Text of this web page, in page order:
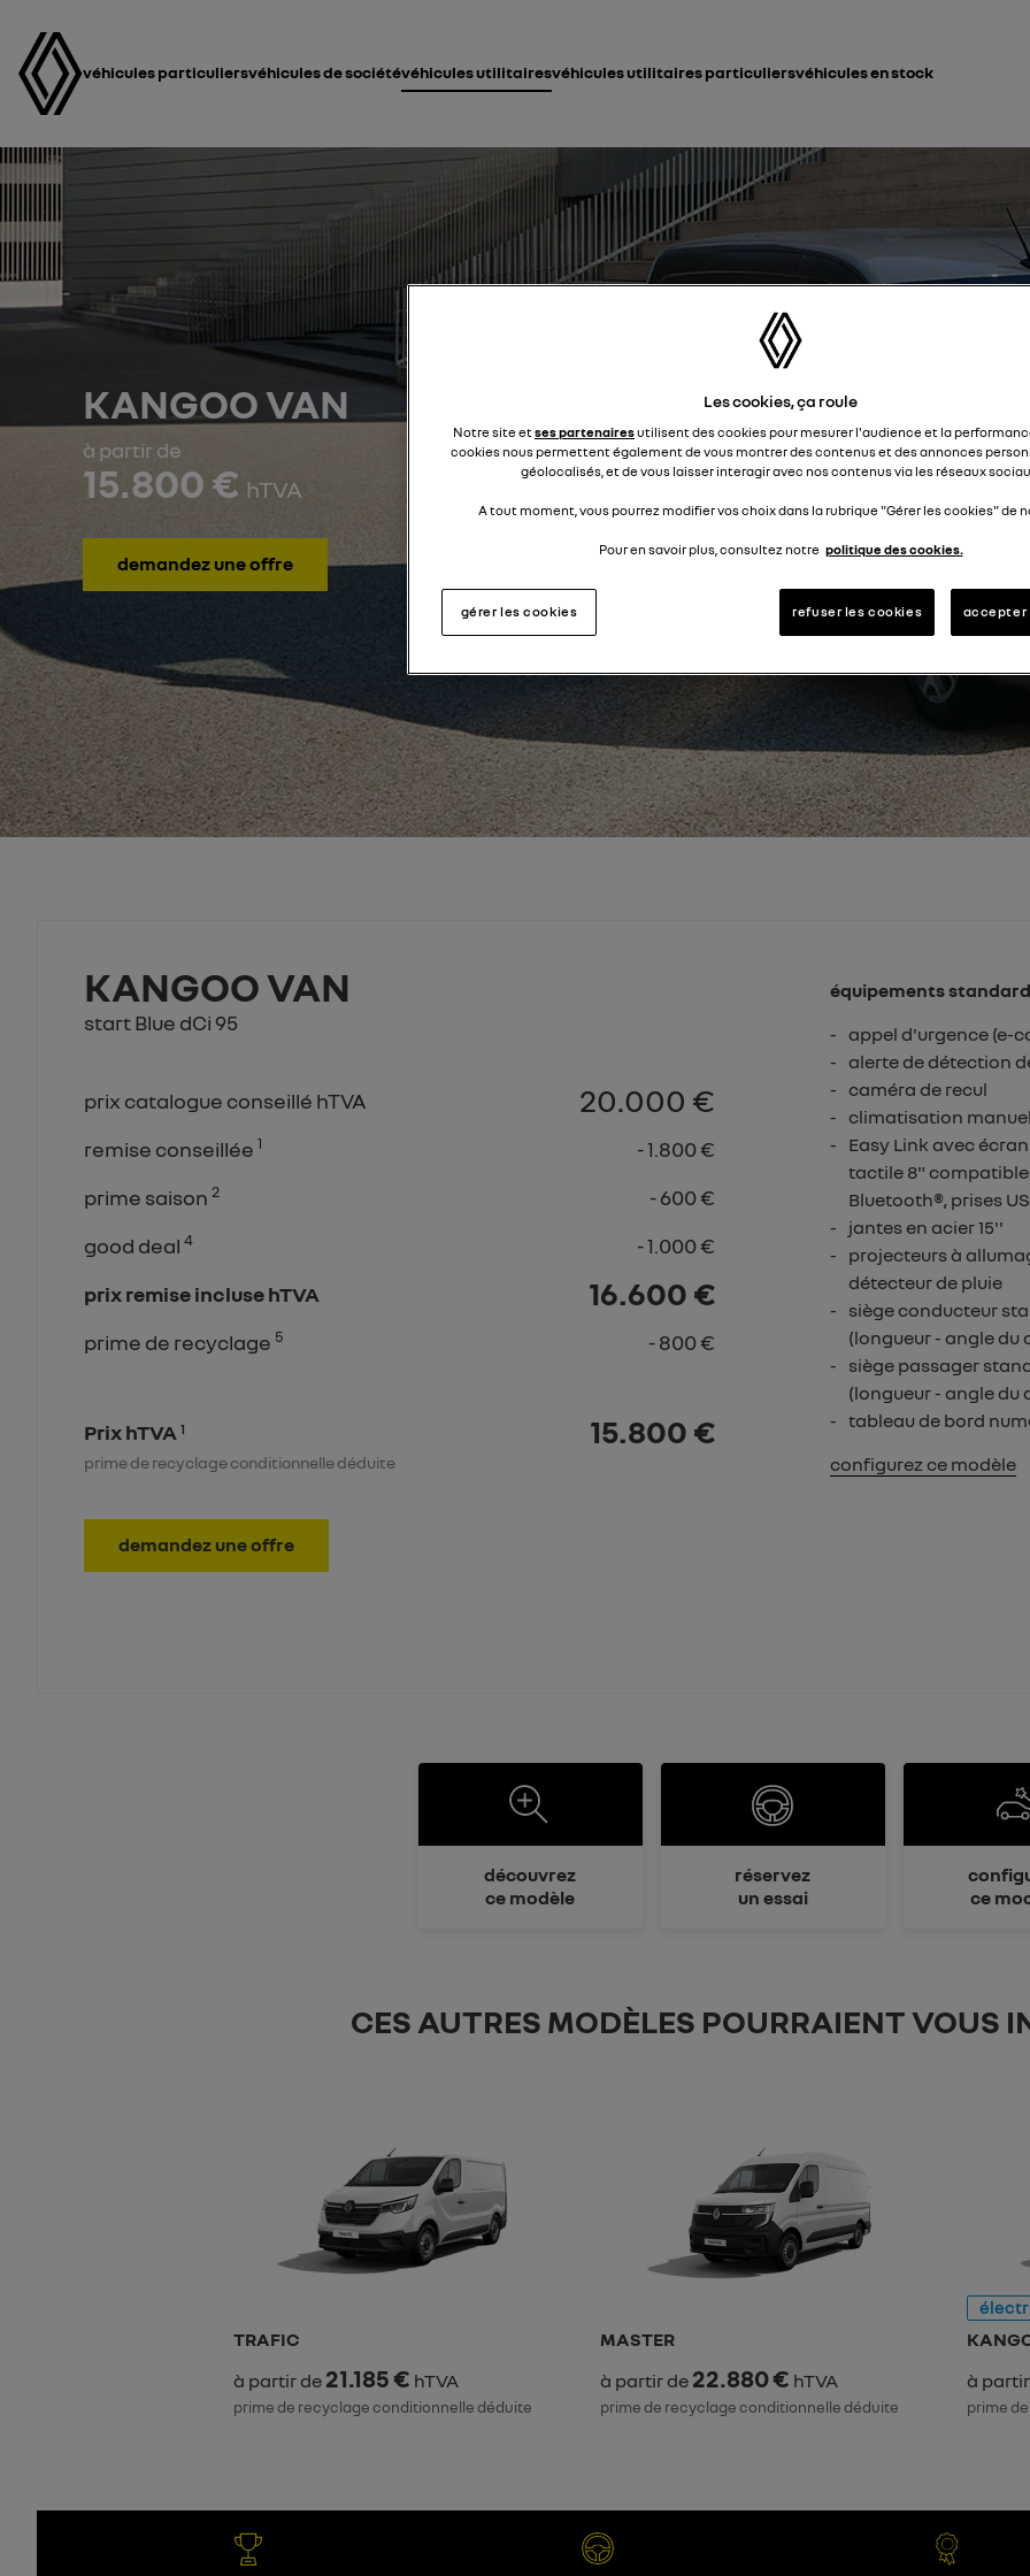
véhicules particuliersvéhicules de sociétévéhicules utilitairesvéhicules utilitaires particuliersvéhicules en stock
KANGOO VAN
à partir de
15.800 € hTVA
demandez une offre
KANGOO VAN
start Blue dCi 95
prix catalogue conseillé hTVA 20.000 €
remise conseillée 1
- 1.800 €
prime saison 2
- 600 €
good deal 4
- 1.000 €
prix remise incluse hTVA
16.600 €
prime de recyclage 5 - 800 €
Prix hTVA 1 15.800 €
prime de recyclage conditionnelle déduite
demandez une offre
équipements
appel d'urgence (e-
alerte de détection
caméra de recul
climatisation
Easy Link avec
tactile 8" compatible
Bluetooth®, prises
jantes en acier 15''
projecteurs à
détecteur de pluie
siège conducteur
(longueur - angle du
siège passager
(longueur - angle du
tableau de bord
configurez ce modèle
découvrez
ce modèle
réservez
un essai
ce
CES AUTRES MODÈLES POURRAIENT VOUS
TRAFIC
à partir de 21.185 € hTVA
prime de recyclage conditionnelle déduite
MASTER
à partir de 22.880 € hTVA
prime de recyclage conditionnelle déduite
à
prime
Les cookies, ça roule
Notre site etses partenairesutilisent des cookies pour mesurer l'audience et la
cookies nous permettent également de vous montrer des contenus et des annonces
géolocalisés, et de vous laisser interagir avec nos contenus via les réseaux
A tout moment, vous pourrez modifier vos choix dans la rubrique "Gérer les cookies" de
Pour en savoir plus, consultez notre politique des cookies.
gérer les cookies refuser les cookies accepter